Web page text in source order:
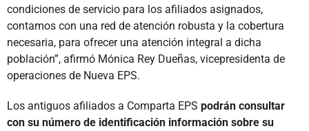
condiciones de servicio para los afiliados asignados,
contamos con una red de atención robusta y la cobertura
necesaria, para ofrecer una atención integral a dicha
población”, afirmó Mónica Rey Dueñas, vicepresidenta de
operaciones de Nueva EPS.
Los antiguos afiliados a Comparta EPS podrán consultar
con su número de identificación información sobre su